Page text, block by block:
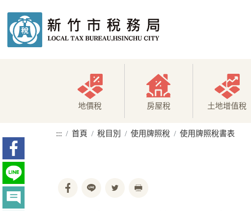
地價稅 房屋稅 土地增值稅
::: 首頁 稅目別 使用牌照稅 使用牌照稅書表